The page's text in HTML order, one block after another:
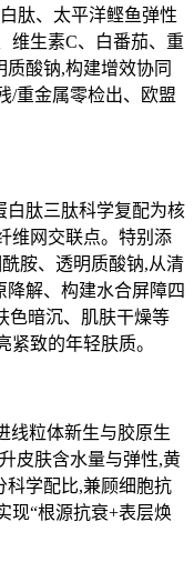
肽、太平洋鲣鱼弹性
维生素C、白番茄、重
酸钠,构建增效协同
/重金属零检出、欧盟
白肽三肽科学复配为核
维网交联点。特别添
胺、透明质酸钠,从清
降解、构建水合屏障四
色暗沉、肌肤干燥等
紧致的年轻肤质。
线粒体新生与胶原生
皮肤含水量与弹性,黄
科学配比,兼顾细胞抗
现“根源抗衰+表层焕